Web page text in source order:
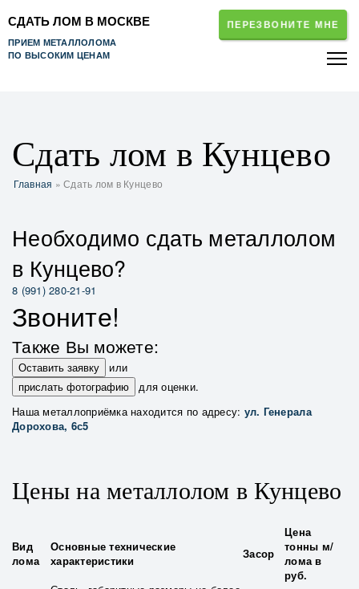
СДАТЬ ЛОМ В МОСКВЕ
ПРИЕМ МЕТАЛЛОЛОМА
ПО ВЫСОКИМ ЦЕНАМ
ПЕРЕЗВОНИТЕ МНЕ
Сдать лом в Кунцево
Главная » Сдать лом в Кунцево
Необходимо сдать металлолом
в Кунцево?
8 (991) 280-21-91
Звоните!
Также Вы можете:
Оставить заявку
или
прислать фотографию
для оценки.
Наша металлоприёмка находится по адресу: ул. Генерала
Дорохова, 6с5
Цены на металлолом в Кунцево
Вид
лома
Основные технические
характеристики
Засор
Цена
тонны м/
лома в
руб.